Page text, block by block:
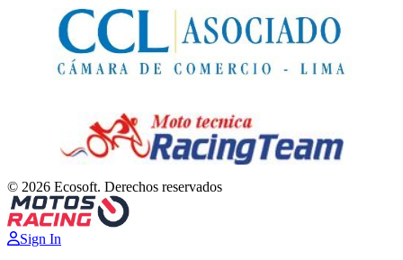
© 2026 Ecosoft. Derechos reservados
Sign In